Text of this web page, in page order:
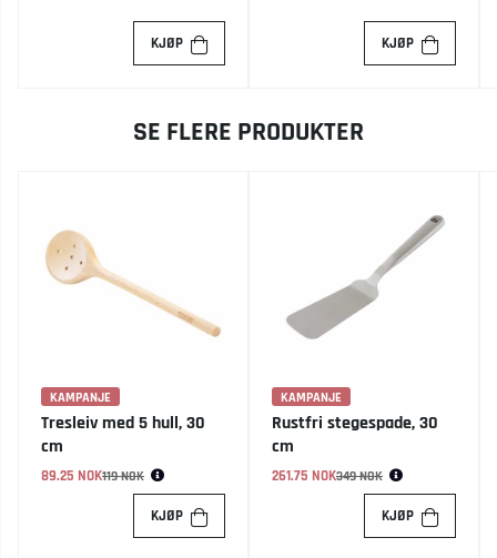
KJØP KJØP
SE FLERE PRODUKTER
KAMPANJE
Tresleiv med 5 hull, 30
cm
89.25 NOK
Vanlig pris:119 NOK
KJØP
KAMPANJE
Rustfri stegespade, 30
cm
261.75 NOK
Vanlig pris:349 NOK
KJØP